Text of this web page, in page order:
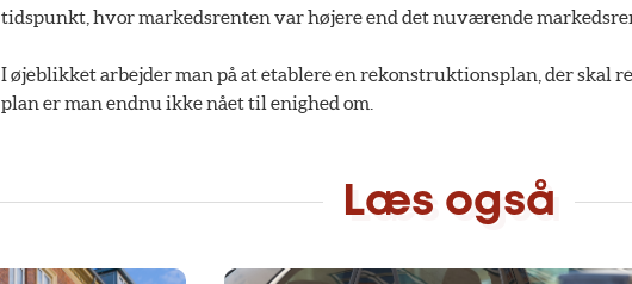
tidspunkt, hvor markedsrenten var højere end det nuværende
I øjeblikket arbejder man på at etablere en rekonstruktionsplan, der skal
plan er man endnu ikke nået til enighed om.
Læs også